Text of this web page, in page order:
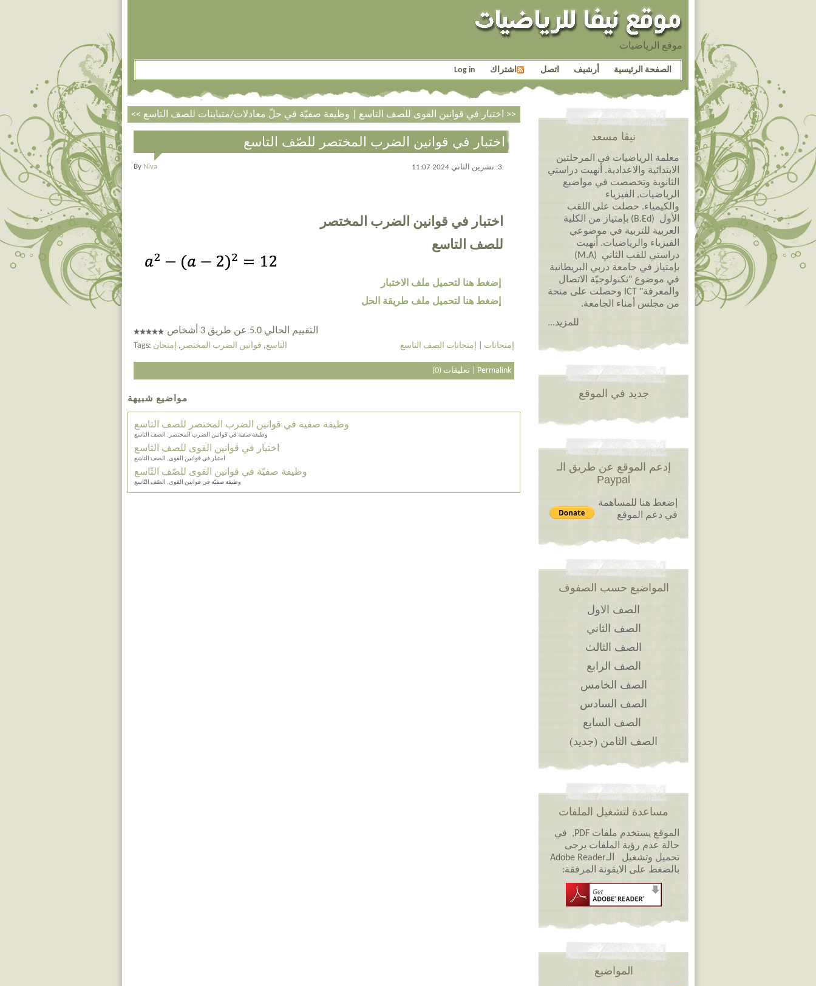
موقع الرياضيات
الصفحة الرئيسية أرشيف اتصل اشتراك Log in
<< اختبار في قوانين القوى للصف التاسع وظيفة صفيّة في حلّ معادلات/متباينات للصف التاسع >>
اختبار في قوانين الضرب المختصر للصّف التاسع
By Niva 3. تشرين الثاني 2024 11:07
اختبار في قوانين الضرب المختصر
للصف التاسع
إضغط هنا لتحميل ملف الاختبار
إضغط هنا لتحميل ملف طريقة الحل
التقييم الحالي 5.0 عن طريق 3 أشخاص
Tags: التاسع, قوانين الضرب المختصر , إمتحان إمتحانات إمتحانات الصف التاسع
Permalink
|تعليقات (0)
مواضيع شبيهة
وظيفة صفية في قوانين الضرب المختصر للصف التاسع
وظيفة صفية في قوانين الضرب المختصر, الصف التاسع
اختبار في قوانين القوى للصف التاسع
اختبار في قوانين القوى, الصف التاسع
وظيفة صفيّة في قوانين القوى للصّف التّاسع
وظيفة صفيّة في قوانين القوى, الصّف التّاسع
نيڤا مسعد
معلمة الرياضيات في المرحلتين
الابتدائية والاعدادية. أنهيت دراستي
الثانوية وتخصصت في مواضيع
الرياضيات, الفيزياء
والكيمياء. حصلت على اللقب
الأول (B.Ed) بإمتياز من الكلية
العربية للتربية في موضوعي
الفيزياء والرياضيات. أنهيت
دراستي للقب الثاني (M.A)
بإمتياز في جامعة دربي البريطانية
في موضوع "تكنولوجيّة الاتصال
والمعرفة" ICT وحصلت على منحة
من مجلس أمناء الجامعة.
للمزيد...
جديد في الموقع
إدعم الموقع عن طريق الـ
Paypal
إضغط هنا للمساهمة
في دعم الموقع
المواضيع حسب الصفوف
الصف الاول
الصف الثاني
الصف الثالث
الصف الرابع
الصف الخامس
الصف السادس
الصف السابع
الصف الثامن (جديد)
مساعدة لتشغيل الملفات
الموقع يستخدم ملفات PDF, في
حالة عدم رؤية الملفات يرجى
تحميل وتشغيل الـAdobe Reader
بالضغط على الايقونة المرفقة:
المواضيع